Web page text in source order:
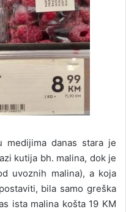
medijima danas stara je
kutija bh. malina, dok je
uvoznih malina), a koja
bila samo greška
ista malina košta 19 KM